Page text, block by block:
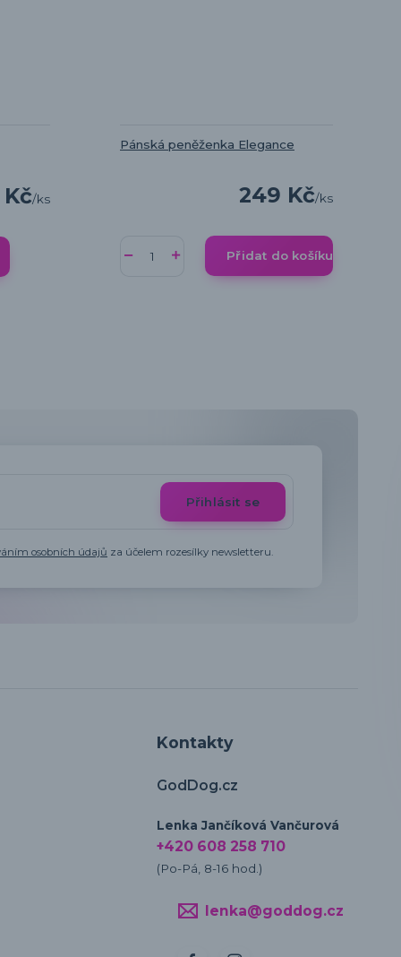
/ks
Pánská peněženka Elegance
249 Kč/ks
Přidat do košíku
Přihlásit se
osobních údajů za účelem rozesílky newsletteru.
Kontakty
GodDog.cz
Lenka Jančíková Vančurová
+420 608 258 710
(Po-Pá, 8-16 hod.)
lenka@goddog.cz